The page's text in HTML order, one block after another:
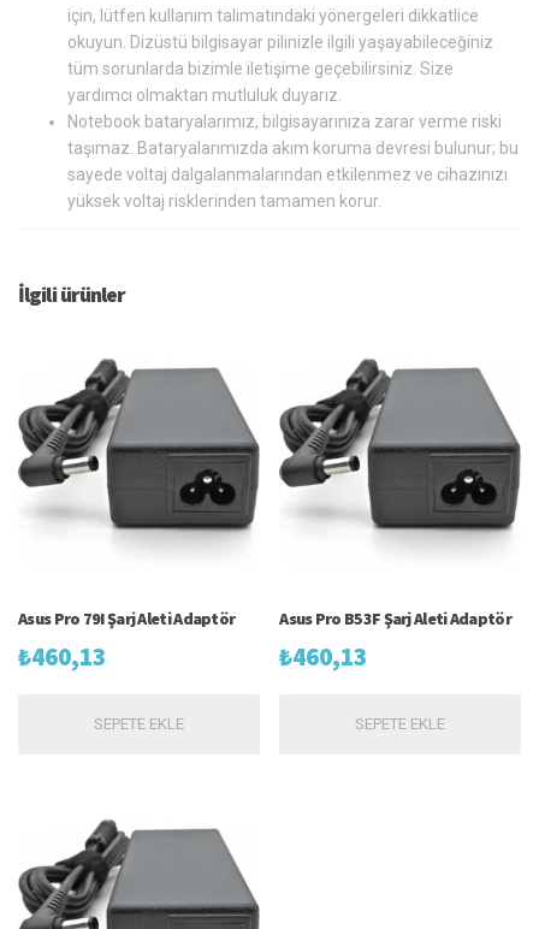
için, lütfen kullanım talimatındaki yönergeleri dikkatlice
okuyun. Dizüstü bilgisayar pilinizle ilgili yaşayabileceğiniz
tüm sorunlarda bizimle iletişime geçebilirsiniz. Size
yardımcı olmaktan mutluluk duyarız.
Notebook bataryalarımız, bilgisayarınıza zarar verme riski
taşımaz. Bataryalarımızda akım koruma devresi bulunur; bu
sayede voltaj dalgalanmalarından etkilenmez ve cihazınızı
yüksek voltaj risklerinden tamamen korur.
İlgili ürünler
Asus Pro 79I Şarj Aleti Adaptör
₺460,13
SEPETE EKLE
Asus Pro B53F Şarj Aleti Adaptör
₺460,13
SEPETE EKLE